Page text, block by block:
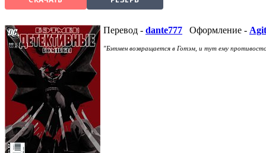
Перевод - dante777 Оформление -
"Бэтмен возвращается в Готэм, и тут ему